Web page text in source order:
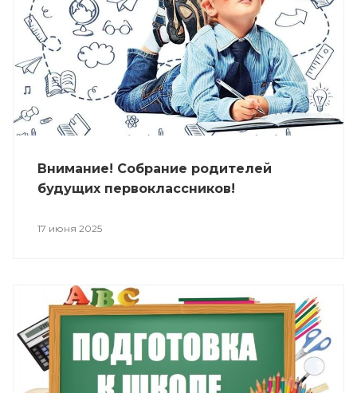
Внимание! Собрание родителей
будущих первоклассников!
17 июня 2025